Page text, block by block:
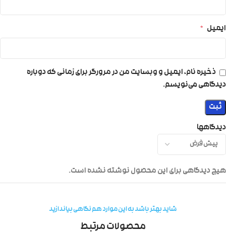
دیدگاهها
هیچ دیدگاهی برای این محصول نوشته نشده است.
ایمیل *
ذخیره نام، ایمیل و وبسایت من در مرورگر برای زمانی که دوباره
دیدگاهی می‌نویسم.
شاید بهتر باشد به این موارد هم نگاهی بیاندازید
محصولات مرتبط